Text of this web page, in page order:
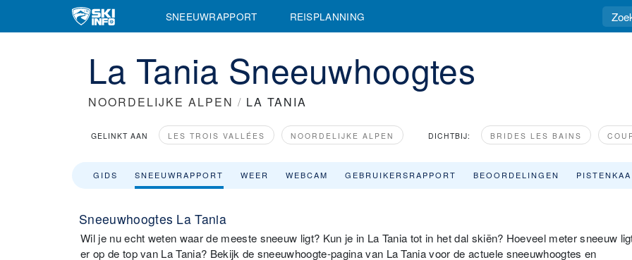
SNEEUWRAPPORT REISPLANNING
La Tania Sneeuwhoogtes
NOORDELIJKE ALPEN / LA TANIA
GELINKT AAN LES TROIS VALLÉES NOORDELIJKE ALPEN DICHTBIJ: BRIDES LES BAINS
GIDS SNEEUWRAPPORT WEER WEBCAM GEBRUIKERSRAPPORT BEOORDELINGEN
Sneeuwhoogtes La Tania
Wil je nu echt weten waar de meeste sneeuw ligt? Kun je in La Tania tot in het dal skiën? Hoeveel meter sneeuw
er op de top van La Tania? Bekijk de sneeuwhoogte-pagina van La Tania voor de actuele sneeuwhoogtes en